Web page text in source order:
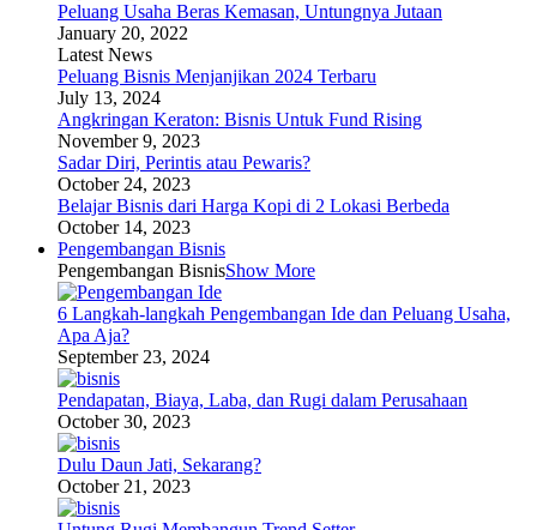
Peluang Usaha Beras Kemasan, Untungnya Jutaan
January 20, 2022
Latest News
Peluang Bisnis Menjanjikan 2024 Terbaru
July 13, 2024
Angkringan Keraton: Bisnis Untuk Fund Rising
November 9, 2023
Sadar Diri, Perintis atau Pewaris?
October 24, 2023
Belajar Bisnis dari Harga Kopi di 2 Lokasi Berbeda
October 14, 2023
Pengembangan Bisnis
Pengembangan BisnisShow More
6 Langkah-langkah Pengembangan Ide dan Peluang Usaha,
Apa Aja?
September 23, 2024
Pendapatan, Biaya, Laba, dan Rugi dalam Perusahaan
October 30, 2023
Dulu Daun Jati, Sekarang?
October 21, 2023